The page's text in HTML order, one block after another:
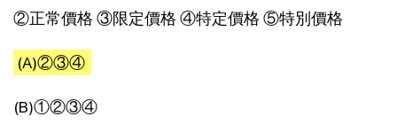
②正常價格 ③限定價格 ④特定價格 ⑤特別價格
(A)②③④
(B)①②③④